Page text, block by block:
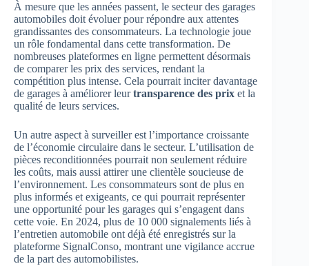
À mesure que les années passent, le secteur des garages
automobiles doit évoluer pour répondre aux attentes
grandissantes des consommateurs. La technologie joue
un rôle fondamental dans cette transformation. De
nombreuses plateformes en ligne permettent désormais
de comparer les prix des services, rendant la
compétition plus intense. Cela pourrait inciter davantage
de garages à améliorer leurtransparence des prix et la
qualité de leurs services.
Un autre aspect à surveiller est l’importance croissante
de l’économie circulaire dans le secteur. L’utilisation de
pièces reconditionnées pourrait non seulement réduire
les coûts, mais aussi attirer une clientèle soucieuse de
l’environnement. Les consommateurs sont de plus en
plus informés et exigeants, ce qui pourrait représenter
une opportunité pour les garages qui s’engagent dans
cette voie. En 2024, plus de 10 000 signalements liés à
l’entretien automobile ont déjà été enregistrés sur la
plateforme SignalConso, montrant une vigilance accrue
de la part des automobilistes.